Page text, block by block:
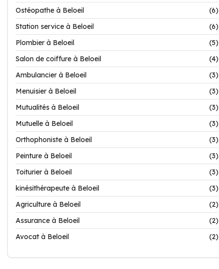
Ostéopathe à Beloeil
(6)
Station service à Beloeil
(6)
Plombier à Beloeil
(5)
Salon de coiffure à Beloeil
(4)
Ambulancier à Beloeil
(3)
Menuisier à Beloeil
(3)
Mutualités à Beloeil
(3)
Mutuelle à Beloeil
(3)
Orthophoniste à Beloeil
(3)
Peinture à Beloeil
(3)
Toiturier à Beloeil
(3)
kinésithérapeute à Beloeil
(3)
Agriculture à Beloeil
(2)
Assurance à Beloeil
(2)
Avocat à Beloeil
(2)